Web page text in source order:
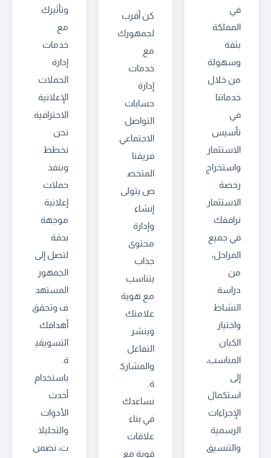
في
المملكة
بثقة
وسهولة
من خلال
خدماتنا
في
تأسيس
الاستثمار
واستخراج
رخصة
الاستثمار.
نرافقك
في جميع
المراحل،
من
دراسة
النشاط
واختيار
الكيان
المناسب،
إلى
استكمال
الإجراءات
الرسمية
والتنسيق
كن أقرب
لجمهورك
مع
خدمات
إدارة
حسابات
التواصل
الاجتماعي.
فريقنا
المتخص
ص يتولى
إنشاء
وإدارة
محتوى
جذاب
يتناسب
مع هوية
علامتك
وينشر
التفاعل
والمشارك
ة.
نساعدك
في بناء
علاقات
قوية مع
وتأثيرك
مع
خدمات
إدارة
الحملات
الإعلانية
الاحترافية.
نحن
نخطط
وننفذ
حملات
إعلانية
موجهة
بدقة
لتصل إلى
الجمهور
المستهد
ف وتحقق
أهدافك
التسويقي
ة.
باستخدام
أحدث
الأدوات
والتحليلا
ت، نضمن